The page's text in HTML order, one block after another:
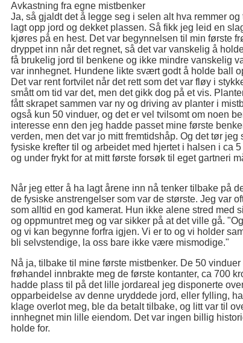
Avkastning fra egne mistbenker
Ja, så gjaldt det å legge seg i selen alt hva remmer
lagt opp jord og dekket plassen. Så fikk jeg leid en
kjøres på en hest. Det var begynnelsen til min første
dryppet inn når det regnet, så det var vanskelig å
få brukelig jord til benkene og ikke mindre vanskelig
var innhegnet. Hundene likte svært godt å holde ball
Det var rent fortvilet når det rett som det var fløy i
smått om tid var det, men det gikk dog på et vis.
fått skrapet sammen var ny og driving av planter i
også kun 50 vinduer, og det er vel tvilsomt om noen
interesse enn den jeg hadde passet mine første
verden, men det var jo mitt fremtidshåp. Og det tør
fysiske krefter til og arbeidet med hjertet i halsen i ca
og under frykt for at mitt første forsøk til eget gartneri
Når jeg etter å ha lagt årene inn nå tenker tilbake på
de fysiske anstrengelser som var de største. Jeg var
som alltid en god kamerat. Hun ikke alene stred med
og oppmuntret meg og var sikker på at det ville gå.
og vi kan begynne forfra igjen. Vi er to og vi holder
bli selvstendige, la oss bare ikke være mismodige."
Nå ja, tilbake til mine første mistbenker. De 50
frøhandel innbrakte meg de første kontanter, ca 700
hadde plass til på det lille jordareal jeg disponerte
opparbeidelse av denne uryddede jord, eller fylling,
klage overlot meg, ble da betalt tilbake, og litt var til
innhegnet min lille eiendom. Det var ingen billig
holde for.